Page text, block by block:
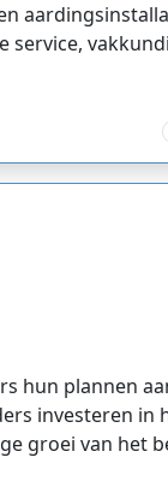
service,
hun plannen
investeren in
groei van het